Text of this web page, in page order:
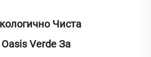
Чиста
Verde За